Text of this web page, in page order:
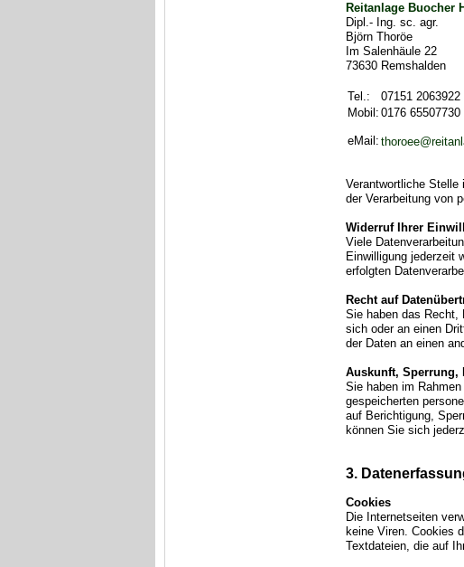
Reitanlage Buocher
Dipl.- Ing. sc. agr.
Björn Thoröe
Im Salenhäule 22
73630 Remshalden
Tel.:
07151 2063922
Mobil: 0176 65507730
eMail:
Verantwortliche Stelle
der Verarbeitung von
Widerruf Ihrer
Viele
Einwilligung jederzeit
erfolgten
Recht auf
Sie haben das Recht,
sich oder an einen
der Daten an einen
Auskunft, Sperrung,
Sie haben im
gespeicherten
auf Berichtigung,
können Sie sich
3.
Cookies
Die Internetseiten
keine Viren. Cookies
Textdateien, die auf